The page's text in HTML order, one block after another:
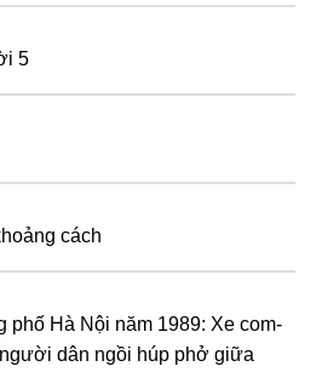
5
cách
phố Hà Nội năm 1989: Xe com-
dân ngồi húp phở giữa